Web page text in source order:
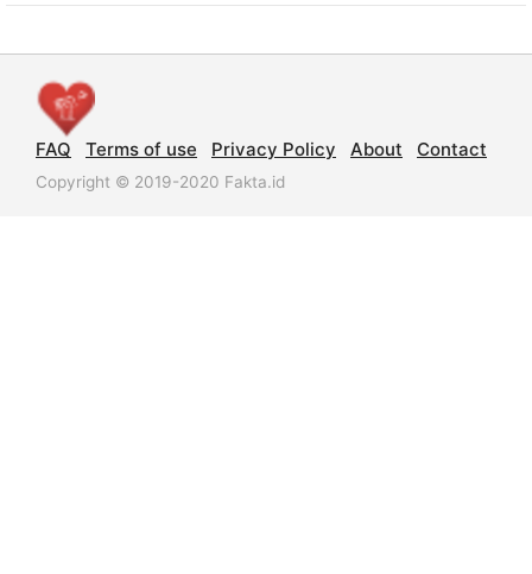
FAQ Terms of use Privacy Policy About Contact
Copyright © 2019-2020 Fakta.id